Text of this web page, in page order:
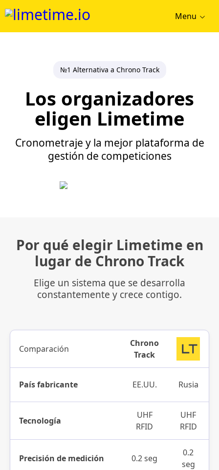
Menu
№1 Alternativa a Chrono Track
Los organizadores
eligen Limetime
Cronometraje y la mejor plataforma de
gestión de competiciones
Por qué elegir Limetime en
lugar de Chrono Track
Elige un sistema que se desarrolla
constantemente y crece contigo.
Comparación
Chrono
Track
País fabricante EE.UU. Rusia
Tecnología
UHF
RFID
UHF
RFID
Precisión de medición 0.2 seg
0.2
seg